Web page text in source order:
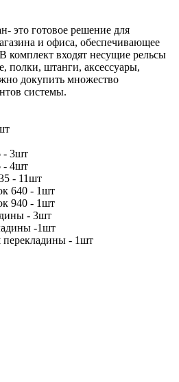
это готовое решение для
и офиса, обеспечивающее
комплект входят несущие рельсы
полки, штанги, аксессуары,
докупить множество
системы.
- 3шт
- 4шт
- 11шт
640 - 1шт
940 - 1шт
- 3шт
-1шт
перекладины - 1шт